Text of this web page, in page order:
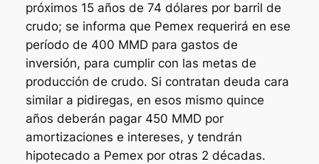
próximos 15 años de 74 dólares por barril de
crudo; se informa que Pemex requerirá en ese
período de 400 MMD para gastos de
inversión, para cumplir con las metas de
producción de crudo. Si contratan deuda cara
similar a pidiregas, en esos mismo quince
años deberán pagar 450 MMD por
amortizaciones e intereses, y tendrán
hipotecado a Pemex por otras 2 décadas.